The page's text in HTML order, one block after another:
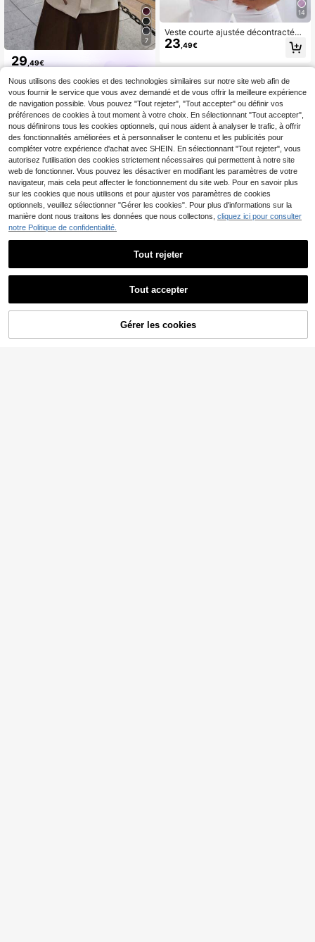
7
29 ,49€
Elyressa
14
Veste courte ajustée décontractée
pour femme avec col montant, ferm
eture éclair et boutons décoratifs, m
23 ,49€
AJOUTER AU PANIER
Nous utilisons des cookies et des technologies similaires sur notre site web afin de
vous fournir le service que vous avez demandé et de vous offrir la meilleure expérience
de navigation possible. Vous pouvez "Tout rejeter", "Tout accepter" ou définir vos
préférences de cookies à tout moment à votre choix. En sélectionnant "Tout accepter",
nous définirons tous les cookies optionnels, qui nous aident à analyser le trafic, à offrir
des fonctionnalités améliorées et à personnaliser le contenu et les publicités pour
compléter votre expérience d'achat avec SHEIN. En sélectionnant "Tout rejeter", vous
autorisez l'utilisation des cookies strictement nécessaires qui permettent à notre site
web de fonctionner. Vous pouvez les désactiver en modifiant les paramètres de votre
navigateur, mais cela peut affecter le fonctionnement du site web. Pour en savoir plus
sur les cookies que nous utilisons et pour ajuster vos paramètres de cookies
optionnels, veuillez sélectionner "Gérer les cookies". Pour plus d'informations sur la
manière dont nous traitons les données que nous collectons, cliquez ici pour consulter
notre Politique de confidentialité.
Tout rejeter
Tout accepter
Gérer les cookies